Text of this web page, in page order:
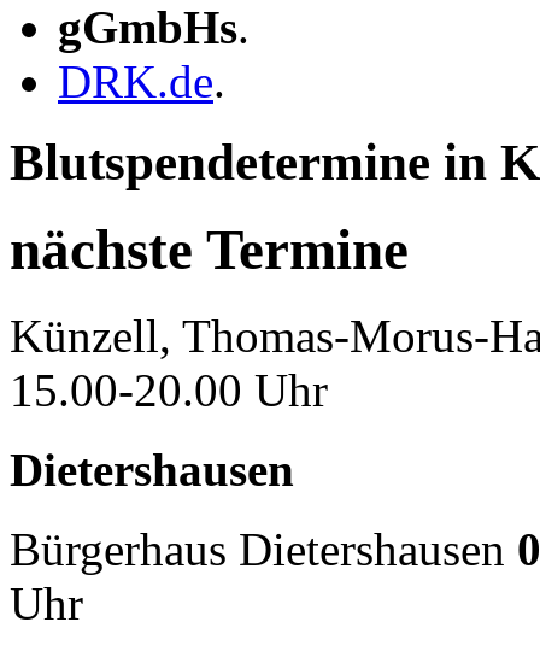
gGmbHs.
DRK.de.
Blutspendetermine in
nächste Termine
Künzell, Thomas-Morus-
15.00-20.00 Uhr
Dietershausen
Bürgerhaus Dietershausen
Uhr